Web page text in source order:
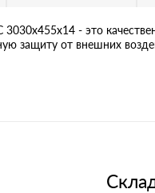
- это
защиту от внешних